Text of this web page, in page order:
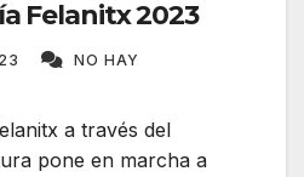
Felanitx 2023
NO HAY
a través del
pone en marcha a